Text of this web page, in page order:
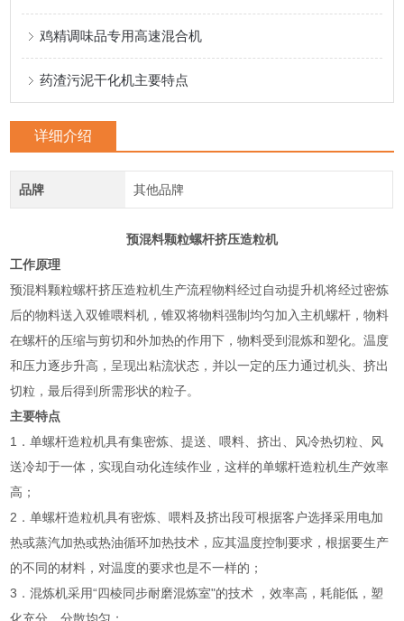
鸡精调味品专用高速混合机
药渣污泥干化机主要特点
详细介绍
品牌 其他品牌
预混料颗粒螺杆挤压造粒机
工作原理
预混料颗粒螺杆挤压造粒机生产流程物料经过自动提升机将经过密炼
后的物料送入双锥喂料机，锥双将物料强制均匀加入主机螺杆，物料
在螺杆的压缩与剪切和外加热的作用下，物料受到混炼和塑化。温度
和压力逐步升高，呈现出粘流状态，并以一定的压力通过机头、挤出
切粒，最后得到所需形状的粒子。
主要特点
1．单螺杆造粒机具有集密炼、提送、喂料、挤出、风冷热切粒、风
送冷却于一体，实现自动化连续作业，这样的单螺杆造粒机生产效率
高；
2．单螺杆造粒机具有密炼、喂料及挤出段可根据客户选择采用电加
热或蒸汽加热或热油循环加热技术，应其温度控制要求，根据要生产
的不同的材料，对温度的要求也是不一样的；
3．混炼机采用“四棱同步耐磨混炼室"的技术 ，效率高，耗能低，塑